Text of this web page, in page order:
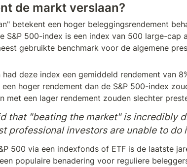
de markt verslaan?
betekent een hoger beleggingsrendement
S&P 500-index is een index van 500 large-cap
gebruikte benchmark voor de algemene
deze index een gemiddeld rendement van
een hoger rendement dan de S&P 500-index
met een lager rendement zouden slechter
that "beating the market" is incredibly
professional investors are unable to
500 via een indexfonds of ETF is de laatste
populaire benadering voor reguliere